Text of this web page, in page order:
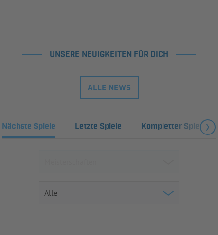
UNSERE NEUIGKEITEN FÜR DICH
ALLE NEWS
Nächste Spiele Letzte Spiele Kompletter Spielplan